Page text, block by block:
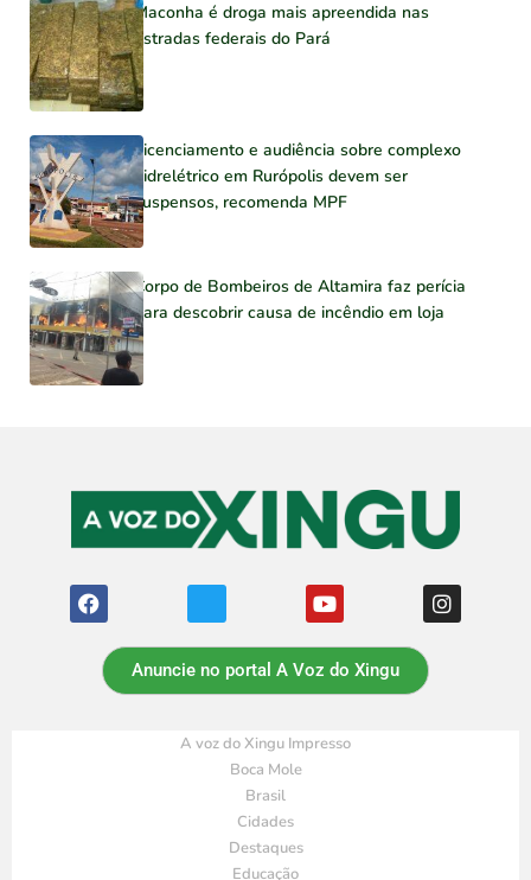
Maconha é droga mais apreendida nas
estradas federais do Pará
Licenciamento e audiência sobre complexo
hidrelétrico em Rurópolis devem ser
suspensos, recomenda MPF
Corpo de Bombeiros de Altamira faz perícia
para descobrir causa de incêndio em loja
Anuncie no portal A Voz do Xingu
A voz do Xingu Impresso
Boca Mole
Brasil
Cidades
Destaques
Educação